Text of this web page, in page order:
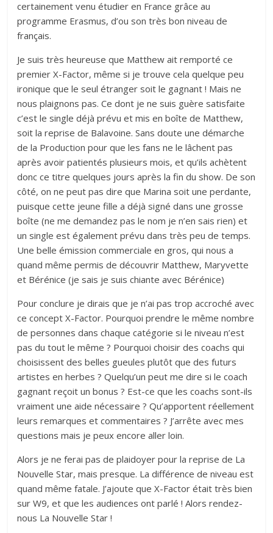
certainement venu étudier en France grâce au
programme Erasmus, d’ou son très bon niveau de
français.
Je suis très heureuse que Matthew ait remporté ce
premier X-Factor, même si je trouve cela quelque peu
ironique que le seul étranger soit le gagnant ! Mais ne
nous plaignons pas. Ce dont je ne suis guère satisfaite
c’est le single déjà prévu et mis en boîte de Matthew,
soit la reprise de Balavoine. Sans doute une démarche
de la Production pour que les fans ne le lâchent pas
après avoir patientés plusieurs mois, et qu’ils achètent
donc ce titre quelques jours après la fin du show. De son
côté, on ne peut pas dire que Marina soit une perdante,
puisque cette jeune fille a déjà signé dans une grosse
boîte (ne me demandez pas le nom je n’en sais rien) et
un single est également prévu dans très peu de temps.
Une belle émission commerciale en gros, qui nous a
quand même permis de découvrir Matthew, Maryvette
et Bérénice (je sais je suis chiante avec Bérénice)
Pour conclure je dirais que je n’ai pas trop accroché avec
ce concept X-Factor. Pourquoi prendre le même nombre
de personnes dans chaque catégorie si le niveau n’est
pas du tout le même ? Pourquoi choisir des coachs qui
choisissent des belles gueules plutôt que des futurs
artistes en herbes ? Quelqu’un peut me dire si le coach
gagnant reçoit un bonus ? Est-ce que les coachs sont-ils
vraiment une aide nécessaire ? Qu’apportent réellement
leurs remarques et commentaires ? J’arrête avec mes
questions mais je peux encore aller loin.
Alors je ne ferai pas de plaidoyer pour la reprise de La
Nouvelle Star, mais presque. La différence de niveau est
quand même fatale. J’ajoute que X-Factor était très bien
sur W9, et que les audiences ont parlé ! Alors rendez-
nous La Nouvelle Star !